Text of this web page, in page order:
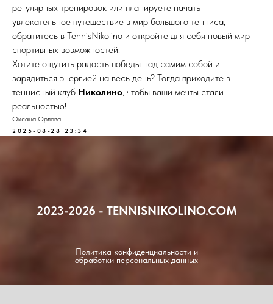
регулярных тренировок или планируете начать
увлекательное путешествие в мир большого тенниса,
обратитесь в TennisNikolino и откройте для себя новый мир
спортивных возможностей!
Хотите ощутить радость победы над самим собой и
зарядиться энергией на весь день? Тогда приходите в
теннисный клуб Николино, чтобы ваши мечты стали
реальностью!
Оксана Орлова
2025-08-28 23:34
2023-2026 - TENNISNIKOLINO.COM
Политика конфиденциальности и
обработки персональных данных